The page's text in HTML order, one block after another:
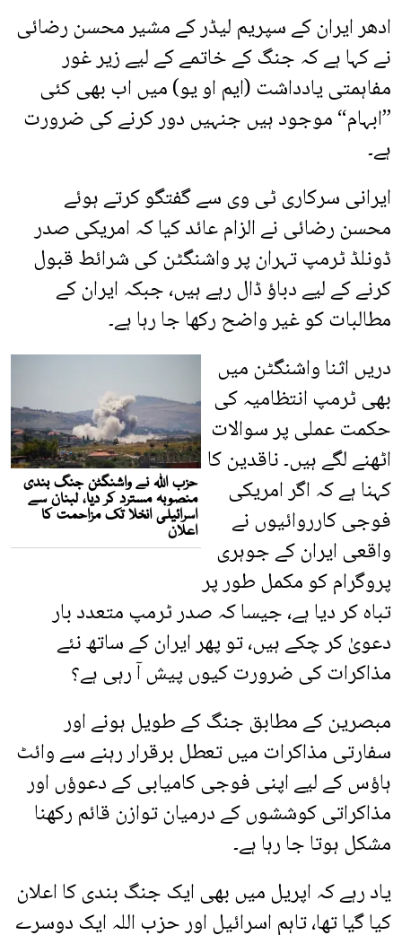
ادھر ایران کے سپریم لیڈر کے مشیر محسن رضائی
نے کہا ہے کہ جنگ کے خاتمے کے لیے زیر غور
مفاہمتی یادداشت (ایم او یو) میں اب بھی کئی
”ابہام“ موجود ہیں جنہیں دور کرنے کی ضرورت
ہے۔
ایرانی سرکاری ٹی وی سے گفتگو کرتے ہوئے
محسن رضائی نے الزام عائد کیا کہ امریکی صدر
ڈونلڈ ٹرمپ تہران پر واشنگٹن کی شرائط قبول
کرنے کے لیے دباؤ ڈال رہے ہیں، جبکہ ایران کے
مطالبات کو غیر واضح رکھا جا رہا ہے۔
دریں اثنا واشنگٹن میں
بھی ٹرمپ انتظامیہ کی
حکمت عملی پر سوالات
اٹھنے لگے ہیں۔ ناقدین کا
کہنا ہے کہ اگر امریکی
فوجی کارروائیوں نے
واقعی ایران کے جوہری
پروگرام کو مکمل طور پر
تباہ کر دیا ہے، جیسا کہ صدر ٹرمپ متعدد بار
دعویٰ کر چکے ہیں، تو پھر ایران کے ساتھ نئے
مذاکرات کی ضرورت کیوں پیش آ رہی ہے؟
مبصرین کے مطابق جنگ کے طویل ہونے اور
سفارتی مذاکرات میں تعطل برقرار رہنے سے وائٹ
ہاؤس کے لیے اپنی فوجی کامیابی کے دعوؤں اور
مذاکراتی کوششوں کے درمیان توازن قائم رکھنا
مشکل ہوتا جا رہا ہے۔
یاد رہے کہ اپریل میں بھی ایک جنگ بندی کا اعلان
کیا گیا تھا، تاہم اسرائیل اور حزب اللہ ایک دوسرے